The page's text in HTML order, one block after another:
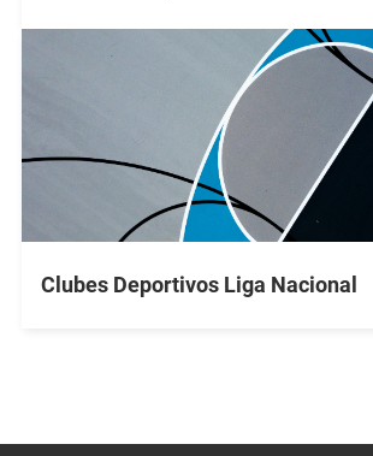
Clubes Deportivos Liga Nacional